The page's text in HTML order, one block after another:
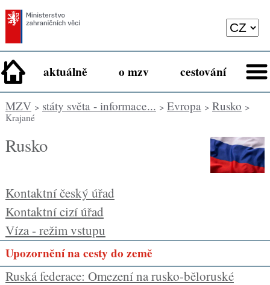
aktuálně o mzv cestování
MZV> státy světa - informace... > Evropa> Rusko >
Krajané
Rusko
Kontaktní český úřad
Kontaktní cizí úřad
Víza - režim vstupu
Upozornění na cesty do země
Ruská federace: Omezení na rusko-běloruské